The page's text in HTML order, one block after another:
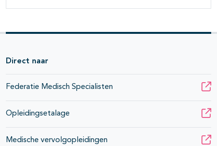
Direct naar
Federatie Medisch Specialisten
Opleidingsetalage
Medische vervolgopleidingen